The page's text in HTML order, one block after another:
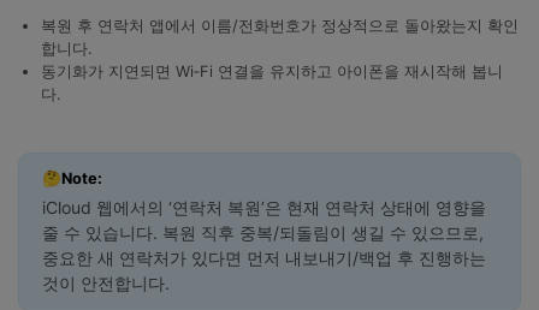
복원 후 연락처 앱에서 이름/전화번호가 정상적으로 돌아왔는지 확인
합니다.
동기화가 지연되면 Wi‑Fi 연결을 유지하고 아이폰을 재시작해 봅니
다.
🤔Note:
iCloud 웹에서의 ‘연락처 복원’은 현재 연락처 상태에 영향을
줄 수 있습니다. 복원 직후 중복/되돌림이 생길 수 있으므로,
중요한 새 연락처가 있다면 먼저 내보내기/백업 후 진행하는
것이 안전합니다.